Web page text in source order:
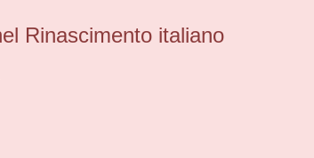
Rinascimento italiano